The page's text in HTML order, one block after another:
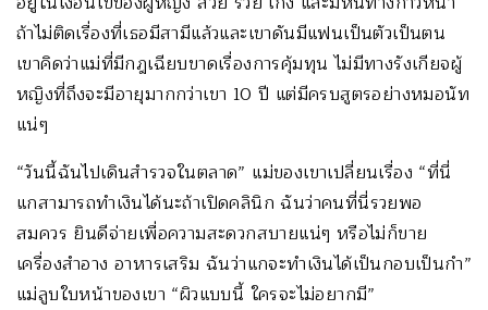
ถ้าไม่ติดเรื่องที่เธอมีสามีแล้วและเขาดันมีแฟนเป็นตัวเป็นตน
เขาคิดว่าแม่ที่มีกฎเฉียบขาดเรื่องการคุ้มทุน ไม่มีทางรังเกียจผู้
หญิงที่ถึงจะมีอายุมากกว่าเขา 10 ปี แต่มีครบสูตรอย่างหมอนัท
แน่ๆ
“วันนี้ฉันไปเดินสำรวจในตลาด” แม่ของเขาเปลี่ยนเรื่อง “ที่นี่
แกสามารถทำเงินได้นะถ้าเปิดคลินิก ฉันว่าคนที่นี่รวยพอ
สมควร ยินดีจ่ายเพื่อความสะดวกสบายแน่ๆ หรือไม่ก็ขาย
เครื่องสำอาง อาหารเสริม ฉันว่าแกจะทำเงินได้เป็นกอบเป็นกำ”
แม่ลูบใบหน้าของเขา “ผิวแบบนี้ ใครจะไม่อยากมี”